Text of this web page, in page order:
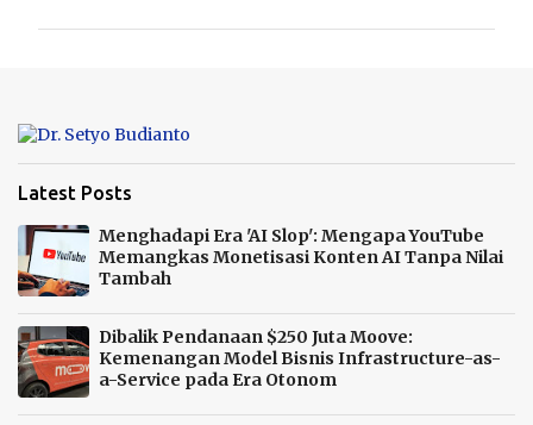
r
Latest Posts
Menghadapi Era 'AI Slop': Mengapa YouTube
Memangkas Monetisasi Konten AI Tanpa Nilai
Tambah
Dibalik Pendanaan $250 Juta Moove:
Kemenangan Model Bisnis Infrastructure-as-
a-Service pada Era Otonom